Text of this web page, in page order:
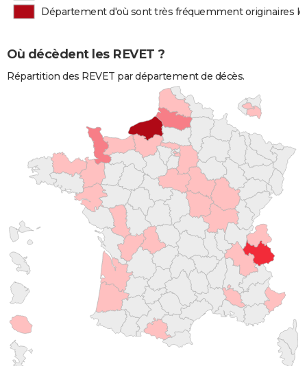
Département d'où sont très fréquemment originaires
Où décèdent les REVET ?
Répartition des REVET par département de décès.